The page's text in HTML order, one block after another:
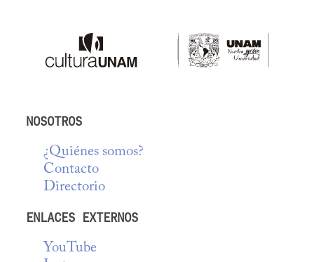
NOSOTROS
¿Quiénes somos?
Contacto
Directorio
ENLACES EXTERNOS
YouTube